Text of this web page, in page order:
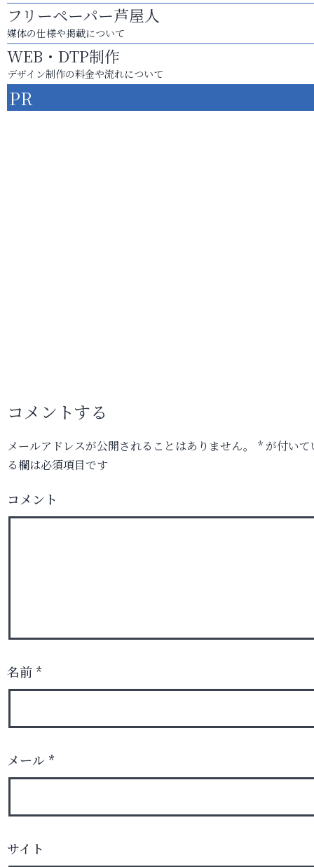
フリーペーパー芦屋人
媒体の仕様や掲載について
WEB・DTP制作
デザイン制作の料金や流れについて
PR
コメントする
メールアドレスが公開されることはありません。 *が付いて
る欄は必須項目です
コメント
名前 *
メール *
サイト